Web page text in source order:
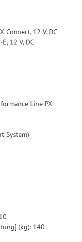
Connect, 12 V, DC
12 V, DC
Line PX
System)
(kg): 140